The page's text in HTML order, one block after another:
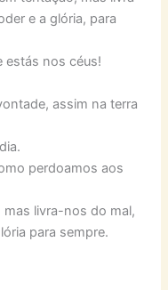
e a glória, para
estás nos céus!
assim na terra
perdoamos aos
mas livra-nos do mal,
para sempre.